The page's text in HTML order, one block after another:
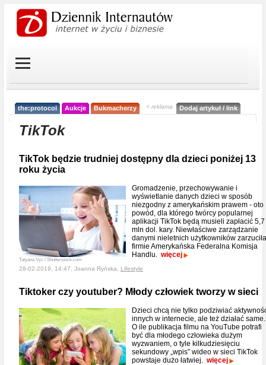
the:protocol Aukcje Bukmacherzy < reklama Dodaj artykuł / link
TikTok
TikTok będzie trudniej dostępny dla dzieci poniżej 13
roku życia
Tatyana Vyc / Shutterstock.com
Gromadzenie, przechowywanie i
wyświetlanie danych dzieci w sposób
niezgodny z amerykańskim prawem - oto
powód, dla którego twórcy popularnej
aplikacji TikTok będą musieli zapłacić 5,7
mln dol. kary. Niewłaściwe zarządzanie
danymi nieletnich użytkowników zarzuciła
firmie Amerykańska Federalna Komisja
Handlu. więcej
28-02-2019, 14:47, Joanna Ryńska, Lifestyle
Tiktoker czy youtuber? Młody człowiek tworzy w sieci
Dzieci chcą nie tylko podziwiać
innych w internecie, ale też działać same.
O ile publikacja filmu na YouTube potrafi
być dla młodego człowieka dużym
wyzwaniem, o tyle kilkudziesięciu
sekundowy „wpis” wideo w sieci TikTok
powstaje dużo łatwiej. więcej